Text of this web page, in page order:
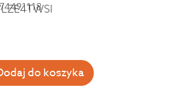
do koszyka